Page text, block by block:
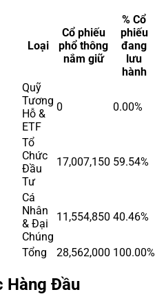
Loại
Cổ phiếu
phổ thông
nắm giữ
% Cổ
phiếu
đang
lưu
hành
Quỹ
Tương
Hỗ &
ETF
0 0.00%
Tổ
Chức
Đầu
Tư
17,007,150 59.54%
Cá
Nhân
& Đại
Chúng
11,554,850 40.46%
Tổng 28,562,000 100.00%
Hàng Đầu